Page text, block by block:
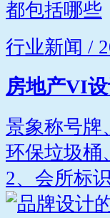
行业新闻 /
房地产VI
景象称号牌
环保垃圾桶
2、会所标